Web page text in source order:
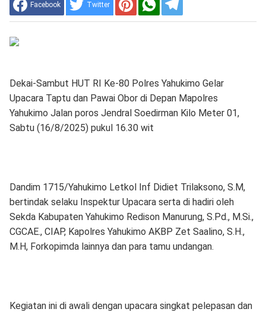
Facebook Twitter
Dekai-Sambut HUT RI Ke-80 Polres Yahukimo Gelar
Upacara Taptu dan Pawai Obor di Depan Mapolres
Yahukimo Jalan poros Jendral Soedirman Kilo Meter 01,
Sabtu (16/8/2025) pukul 16.30 wit
Dandim 1715/Yahukimo Letkol Inf Didiet Trilaksono, S.M,
bertindak selaku Inspektur Upacara serta di hadiri oleh
Sekda Kabupaten Yahukimo Redison Manurung, S.Pd., M.Si.,
CGCAE., CIAP, Kapolres Yahukimo AKBP Zet Saalino, S.H.,
M.H, Forkopimda lainnya dan para tamu undangan.
Kegiatan ini di awali dengan upacara singkat pelepasan dan